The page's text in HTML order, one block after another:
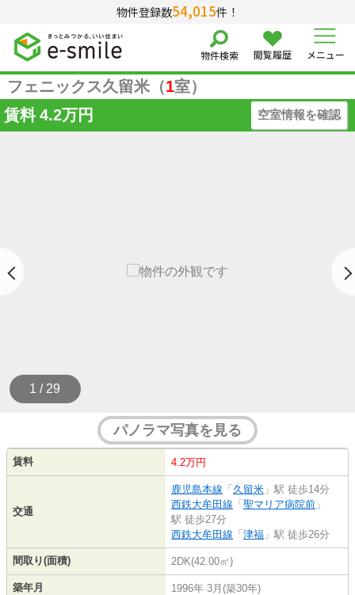
物件登録数54,015件！
物件検索 閲覧履歴 メニュー
フェニックス久留米（1室）
賃料 4.2万円 空室情報を確認
1 / 29
パノラマ写真を見る
賃料 4.2万円
交通
鹿児島本線 「 久留米 」駅 徒歩14分
西鉄大牟田線 「 聖マリア病院前 」
駅 徒歩27分
西鉄大牟田線 「 津福 」駅 徒歩26分
間取り(面積) 2DK(42.00㎡)
築年月 1996年 3月(築30年)